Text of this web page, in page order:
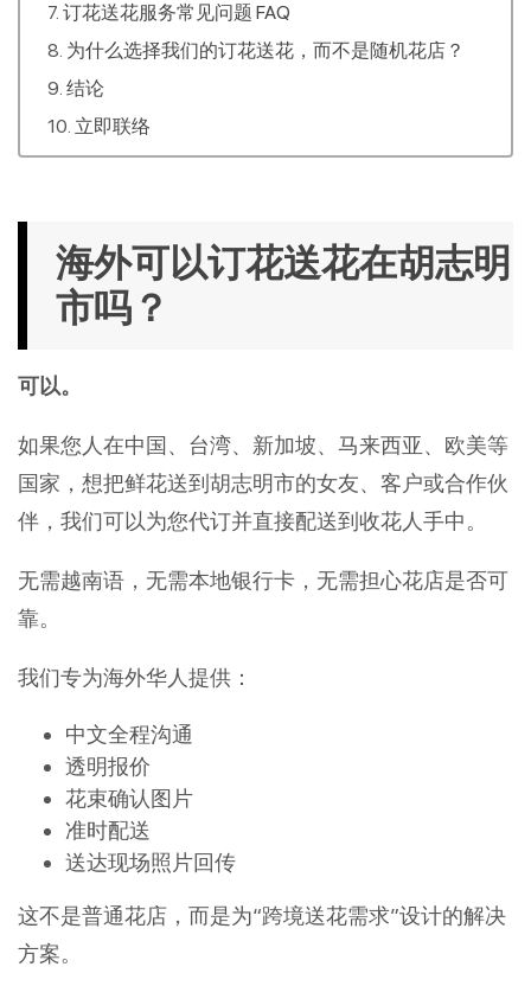
订花送花服务常见问题 FAQ
为什么选择我们的订花送花，而不是随机花店？
结论
立即联络
海外可以订花送花在胡志明
市吗？
可以。
如果您人在中国、台湾、新加坡、马来西亚、欧美等
国家，想把鲜花送到胡志明市的女友、客户或合作伙
伴，我们可以为您代订并直接配送到收花人手中。
无需越南语，无需本地银行卡，无需担心花店是否可
靠。
我们专为海外华人提供：
中文全程沟通
透明报价
花束确认图片
准时配送
送达现场照片回传
这不是普通花店，而是为“跨境送花需求”设计的解决
方案。